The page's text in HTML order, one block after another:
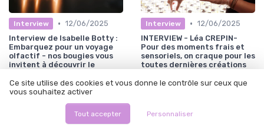
Interview • 12/06/2025
Interview de Isabelle Botty :
Embarquez pour un voyage
olfactif - nos bougies vous
invitent à découvrir le
Interview • 12/06/2025
INTERVIEW - Léa CREPIN-
Pour des moments frais et
sensoriels, on craque pour les
toutes dernières créations
Ce site utilise des cookies et vous donne le contrôle sur ceux que
vous souhaitez activer
Tout accepter Personnaliser